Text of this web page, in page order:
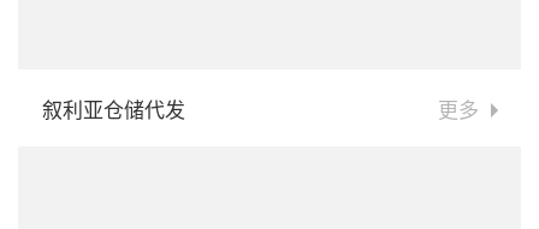
叙利亚仓储代发 更多